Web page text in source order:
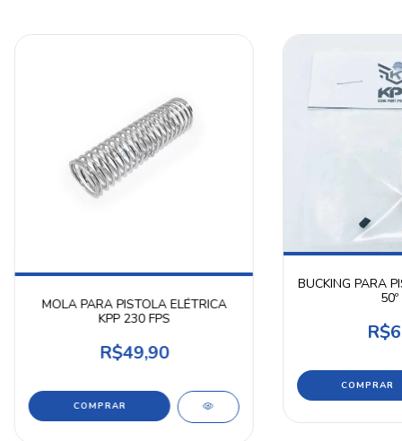
MOLA PARA PISTOLA ELÉTRICA
KPP 230 FPS
R$49,90
BUCKING PARA